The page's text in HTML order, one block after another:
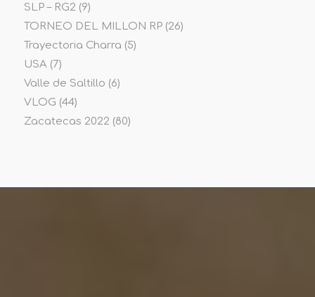
SLP – RG2 (9)
TORNEO DEL MILLON RP(26)
Trayectoria Charra (5)
USA(7)
Valle de Saltillo (6)
VLOG (44)
Zacatecas 2022 (80)